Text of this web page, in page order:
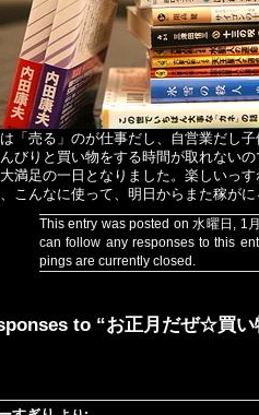
「売る」のが仕事だし、自営業だし子
びりと買い物をする時間が取れないの
満足の一日となりました。楽しいっす
こんなに使って、明日からまた稼がに
This entry was posted on 水曜日, 1
can follow any responses to this
pings are currently closed.
to “お正月だぜ☆買い